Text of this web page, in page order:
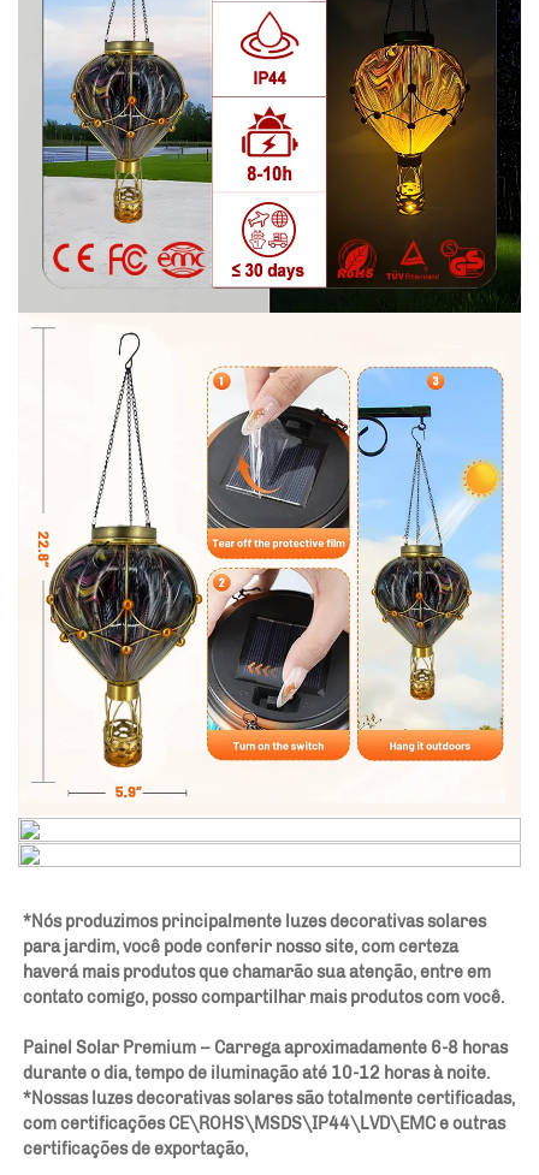
*Nós produzimos principalmente luzes decorativas solares
para jardim, você pode conferir nosso site, com certeza
haverá mais produtos que chamarão sua atenção, entre em
contato comigo, posso compartilhar mais produtos com você.
Painel Solar Premium – Carrega aproximadamente 6-8 horas
durante o dia, tempo de iluminação até 10-12 horas à noite.
*Nossas luzes decorativas solares são totalmente certificadas,
com certificações CE\ROHS\MSDS\IP44\LVD\EMC e outras
certificações de exportação,